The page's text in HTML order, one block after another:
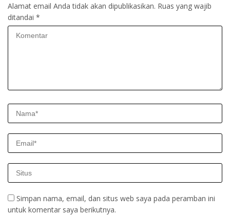
Alamat email Anda tidak akan dipublikasikan. Ruas yang wajib
ditandai *
Simpan nama, email, dan situs web saya pada peramban ini
untuk komentar saya berikutnya.